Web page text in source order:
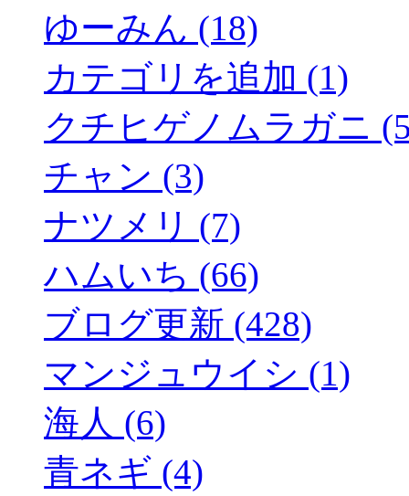
ゆーみん (18)
カテゴリを追加 (1)
クチヒゲノムラガニ
チャン (3)
ナツメリ (7)
ハムいち (66)
ブログ更新 (428)
マンジュウイシ (1)
海人 (6)
青ネギ (4)